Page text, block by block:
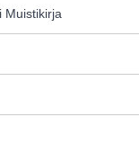
Muistikirja